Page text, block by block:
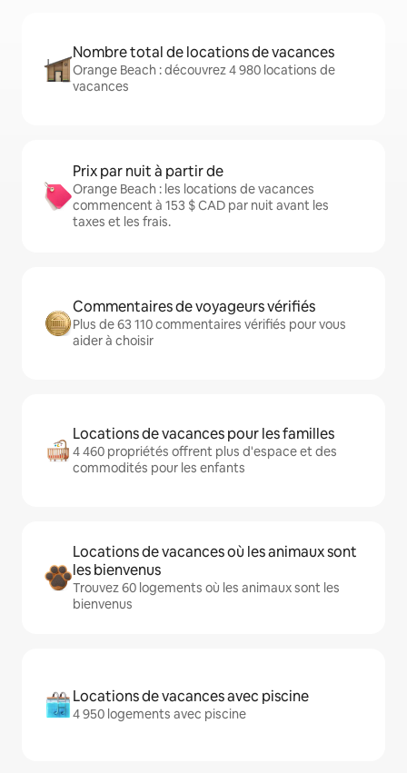
Nombre total de locations de vacances
Orange Beach : découvrez 4 980 locations de
vacances
Prix par nuit à partir de
Orange Beach : les locations de vacances
commencent à 153 $ CAD par nuit avant les
taxes et les frais.
Commentaires de voyageurs vérifiés
Plus de 63 110 commentaires vérifiés pour vous
aider à choisir
Locations de vacances pour les familles
4 460 propriétés offrent plus d'espace et des
commodités pour les enfants
Locations de vacances où les animaux sont
les bienvenus
Trouvez 60 logements où les animaux sont les
bienvenus
Locations de vacances avec piscine
4 950 logements avec piscine